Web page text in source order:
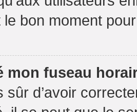
le bon moment
mon fuseau
sûr d’avoir